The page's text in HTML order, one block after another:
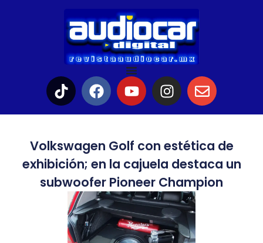
Volkswagen Golf con estética de
exhibición; en la cajuela destaca un
subwoofer Pioneer Champion